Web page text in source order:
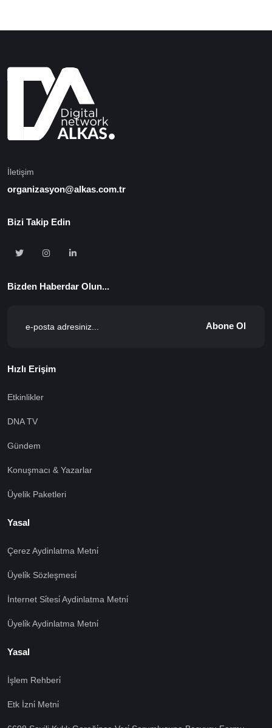
İletişim
organizasyon@alkas.com.tr
Bizi Takip Edin
Bizden Haberdar Olun...
Abone Ol
Hızlı Erişim
Etkinlikler
DNA TV
Gündem
Konuşmacı & Yazarlar
Üyelik Paketleri
Yasal
Çerez Aydinlatma Metni̇
Üyeli̇k Sözleşmesi̇
İnternet Si̇tesi̇ Aydinlatma Metni̇
Üyeli̇k Aydinlatma Metni̇
Yasal
İşlem Rehberi̇
Etk İzni̇ Metni̇